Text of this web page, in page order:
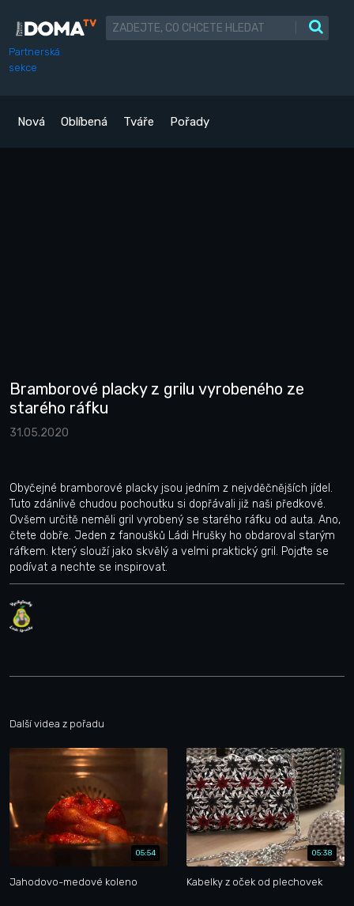
Partnerská
sekce
Nová Oblíbená Tváře Pořady
Bramborové placky z grilu vyrobeného ze
starého ráfku
31.05.2020
Obyčejné bramborové placky jsou jedním z nejvděčnějších jídel.
Tuto zdánlivě chudou pochoutku si dopřávali již naši předkové.
Ovšem určitě neměli gril vyrobený se starého ráfku od auta. Ano,
čtete dobře. Jeden z fanoušků Ládi Hrušky ho obdaroval starým
ráfkem. který slouží jako skvělý a velmi praktický gril. Pojďte se
podívat a nechte se inspirovat.
Další videa z pořadu
05:54
Jahodovo-medové koleno
05:38
Kabelky z oček od plechovek